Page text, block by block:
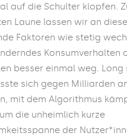
auf die Schulter klopfen.
Laune lassen wir an
Faktoren wie stetig
Konsumverhalten
besser einmal weg. Long
sich gegen Milliarden
mit dem Algorithmus
die unheimlich kurze
der